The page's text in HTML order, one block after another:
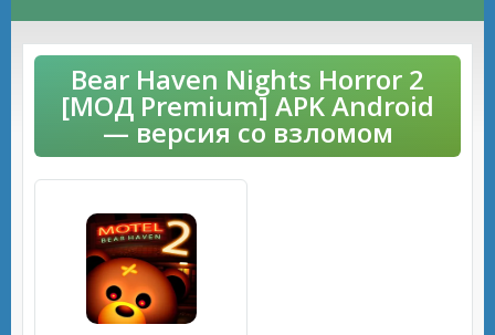
Bear Haven Nights Horror 2
[МОД Premium] APK Android
— версия со взломом